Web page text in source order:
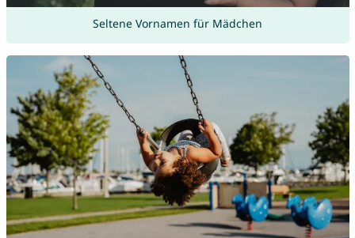
Seltene Vornamen für Mädchen